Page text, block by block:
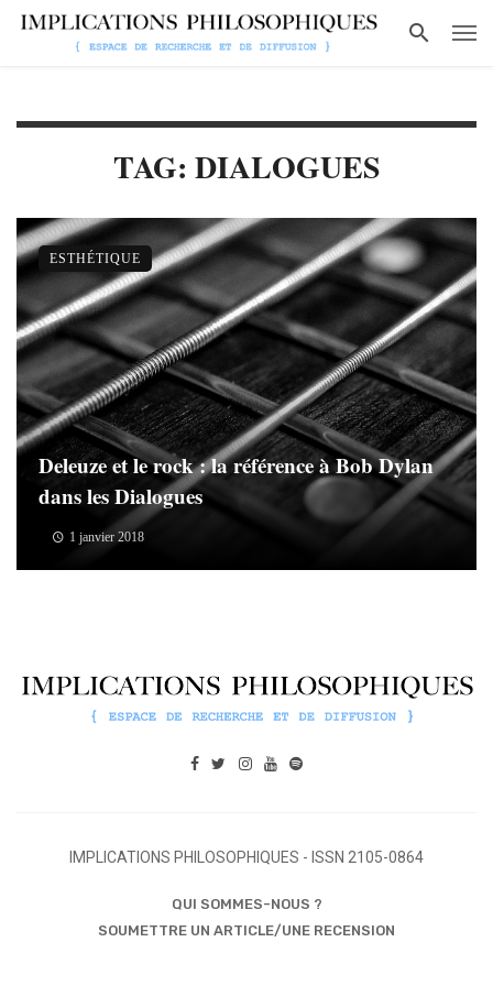
TAG: DIALOGUES
Deleuze et le rock : la référence à Bob Dylan
dans les Dialogues
1 janvier 2018
ESTHÉTIQUE
IMPLICATIONS PHILOSOPHIQUES - ISSN 2105-0864
QUI SOMMES-NOUS ?
SOUMETTRE UN ARTICLE/UNE RECENSION